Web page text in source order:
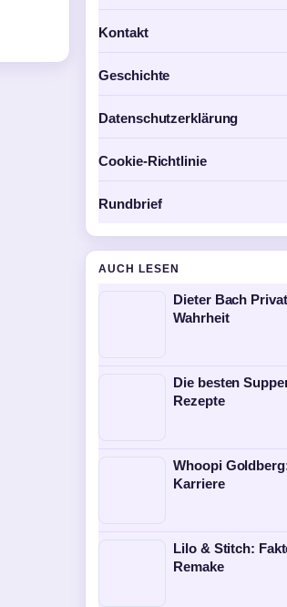
Kontakt
Geschichte
Datenschutzerklärung
Cookie-Richtlinie
Rundbrief
AUCH LESEN
Dieter Bach
Wahrheit
Die besten
Rezepte
Whoopi
Karriere
Lilo & Stitch:
Remake